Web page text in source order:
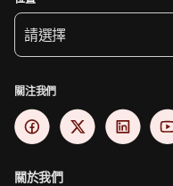
請選擇
關注我們
關於我們